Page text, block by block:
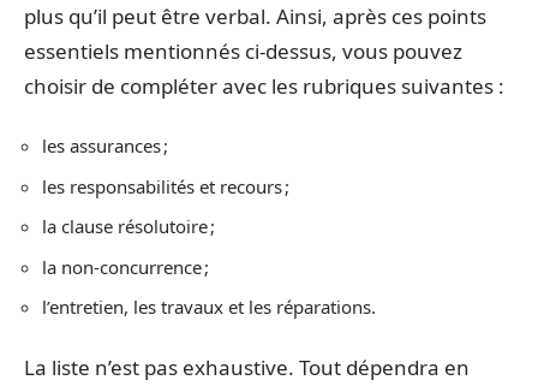
plus qu’il peut être verbal. Ainsi, après ces points
essentiels mentionnés ci-dessus, vous pouvez
choisir de compléter avec les rubriques suivantes :
les assurances ;
les responsabilités et recours ;
la clause résolutoire ;
la non-concurrence ;
l’entretien, les travaux et les réparations.
La liste n’est pas exhaustive. Tout dépendra en